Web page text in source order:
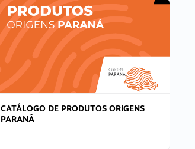
CATÁLOGO DE PRODUTOS ORIGENS
PARANÁ